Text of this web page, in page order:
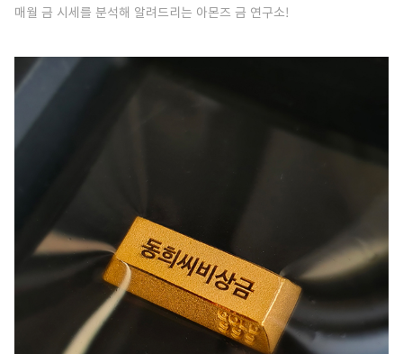
매월 금 시세를 분석해 알려드리는 아몬즈 금 연구소!